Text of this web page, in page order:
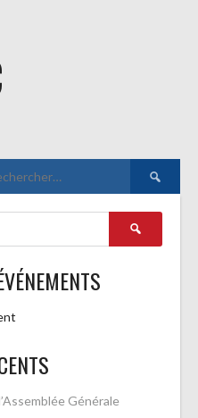
Rechercher :
Rechercher :
Générale